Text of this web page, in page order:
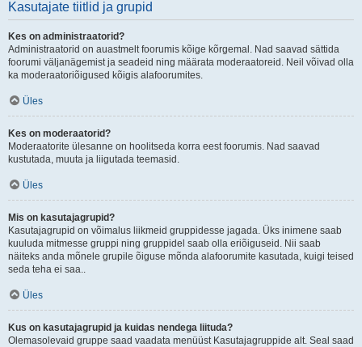
Kasutajate tiitlid ja grupid
Kes on administraatorid?
Administraatorid on auastmelt foorumis kõige kõrgemal. Nad saavad sättida
foorumi väljanägemist ja seadeid ning määrata moderaatoreid. Neil võivad olla
ka moderaatoriõigused kõigis alafoorumites.
Üles
Kes on moderaatorid?
Moderaatorite ülesanne on hoolitseda korra eest foorumis. Nad saavad
kustutada, muuta ja liigutada teemasid.
Üles
Mis on kasutajagrupid?
Kasutajagrupid on võimalus liikmeid gruppidesse jagada. Üks inimene saab
kuuluda mitmesse gruppi ning gruppidel saab olla eriõiguseid. Nii saab
näiteks anda mõnele grupile õiguse mõnda alafoorumite kasutada, kuigi teised
seda teha ei saa..
Üles
Kus on kasutajagrupid ja kuidas nendega liituda?
Olemasolevaid gruppe saad vaadata menüüst Kasutajagruppide alt. Seal saad